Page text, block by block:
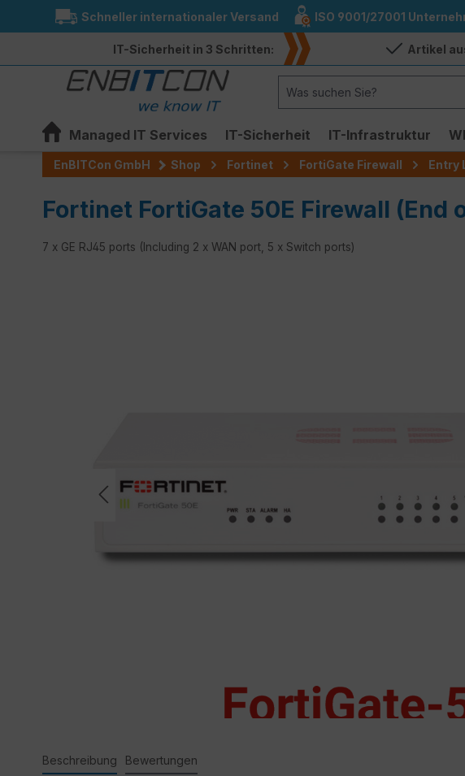
Zur Hauptnavigation springen
Schneller internationaler Versand ISO 9001/27001
IT-Sicherheit in 3 Schritten: Artikel
Managed IT Services IT-Sicherheit IT-Infrastruktur
EnBITCon GmbH Shop Fortinet FortiGate Firewall Entry
Fortinet FortiGate 50E Firewall (End
7 x GE RJ45 ports (Including 2 x WAN port, 5 x Switch ports)
Beschreibung Bewertungen